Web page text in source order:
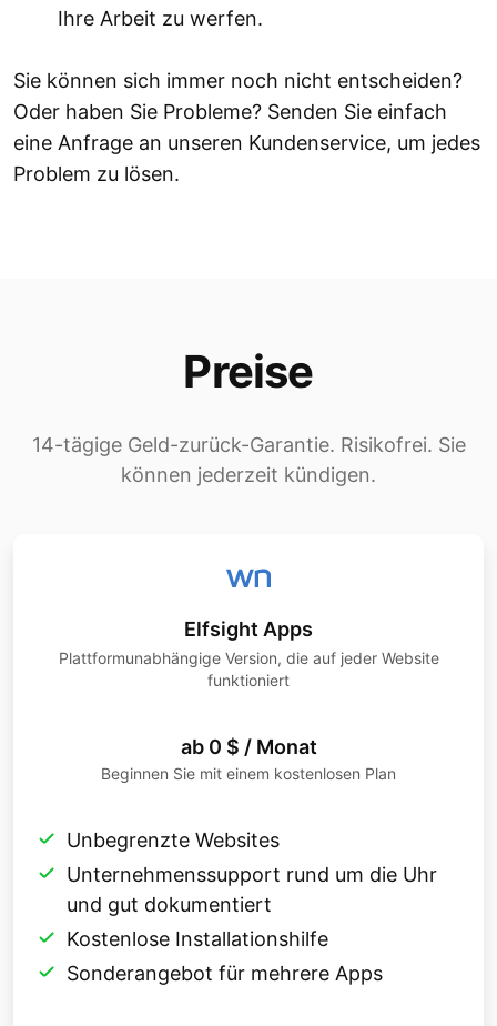
Ihre Arbeit zu werfen.
Sie können sich immer noch nicht entscheiden?
Oder haben Sie Probleme? Senden Sie einfach
eine Anfrage an unseren Kundenservice, um jedes
Problem zu lösen.
Preise
14-tägige Geld-zurück-Garantie. Risikofrei. Sie
können jederzeit kündigen.
Elfsight Apps
Plattformunabhängige Version, die auf jeder Website
funktioniert
ab 0 $ / Monat
Beginnen Sie mit einem kostenlosen Plan
Unbegrenzte Websites
Unternehmenssupport rund um die Uhr
und gut dokumentiert
Kostenlose Installationshilfe
Sonderangebot für mehrere Apps